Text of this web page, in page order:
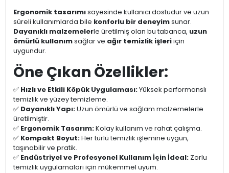
Ergonomik tasarımısayesinde kullanıcı dostudur ve uzun
süreli kullanımlarda bile konforlu bir deneyimsunar.
Dayanıklı malzemelerle üretilmiş olan bu tabanca, uzun
ömürlü kullanımsağlar ve ağır temizlik işleriiçin
uygundur.
Öne Çıkan Özellikler:
✅ Hızlı ve Etkili Köpük Uygulaması:Yüksek performanslı
temizlik ve yüzey temizleme.
✅ Dayanıklı Yapı:Uzun ömürlü ve sağlam malzemelerle
üretilmiştir.
✅ Ergonomik Tasarım:Kolay kullanım ve rahat çalışma.
✅ Kompakt Boyut:Her türlü temizlik işlemine uygun,
taşınabilir ve pratik.
✅ Endüstriyel ve Profesyonel Kullanım İçin İdeal: Zorlu
temizlik uygulamaları için mükemmel uyum.